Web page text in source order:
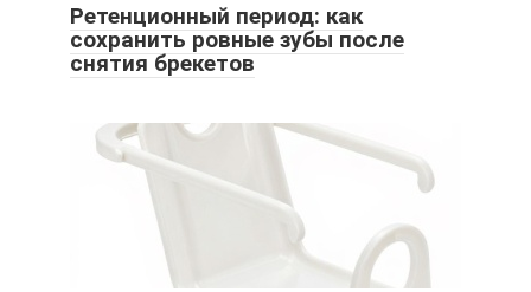
Ретенционный период: как
сохранить ровные зубы после
снятия брекетов